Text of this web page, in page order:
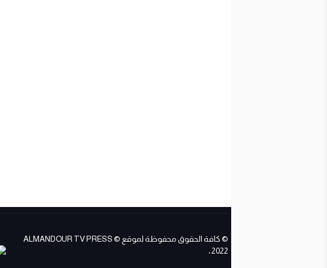
© كافة الحقوق محفوظة لموقع ALMANDOUR TV PRESS ©
2022 ،